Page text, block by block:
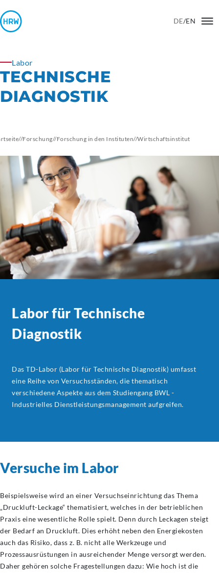
DE/EN
Labor
TECHNISCHE
DIAGNOSTIK
//Forschung//Forschung in den Instituten//Wirtschaftsinstitut
Labor für Technische
Diagnostik
Das TD-Labor (Labor für Technische Diagnostik) umfasst
eine Reihe von Versuchsständen, die thematisch
verschiedene Aspekte aus dem Studiengang BWL -
Industrielles Dienstleistungsmanagement aufgreifen.
Versuche im Labor
Beispielsweise wird an einer Versuchseinrichtung das Thema
„Druckluft-Leckage“ thematisiert, welches in der betrieblichen
Praxis eine wesentliche Rolle spielt. Denn durch Leckagen steigt
der Bedarf an Druckluft. Dies erhöht neben den Energiekosten
auch das Risiko, dass z. B. nicht alle Werkzeuge und
Prozessausrüstungen in ausreichender Menge versorgt werden.
Daher gehören solche Fragestellungen dazu: Wie hoch ist die